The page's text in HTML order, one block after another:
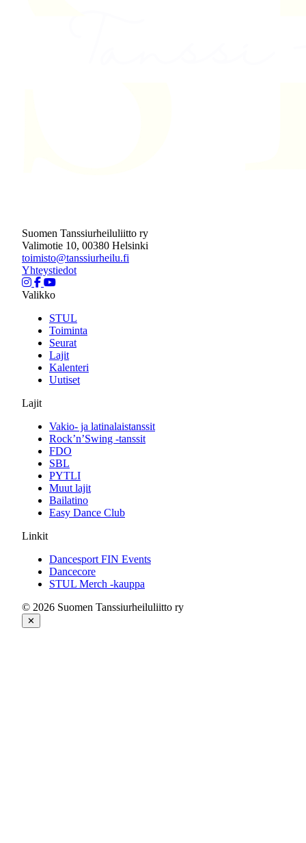
Suomen Tanssiurheiluliitto ry
Valimotie 10, 00380 Helsinki
toimisto@tanssiurheilu.fi
Yhteystiedot
Valikko
STUL
Toiminta
Seurat
Lajit
Kalenteri
Uutiset
Lajit
Vakio- ja latinalaistanssit
Rock’n’Swing -tanssit
FDO
SBL
PYTLI
Muut lajit
Bailatino
Easy Dance Club
Linkit
Dancesport FIN Events
Dancecore
STUL Merch -kauppa
© 2026 Suomen Tanssiurheiluliitto ry
✕